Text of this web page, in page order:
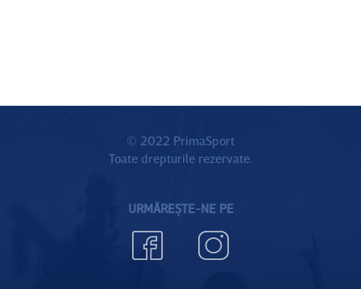
© 2022 PrimaSport
Toate drepturile rezervate.
URMĂREȘTE-NE PE